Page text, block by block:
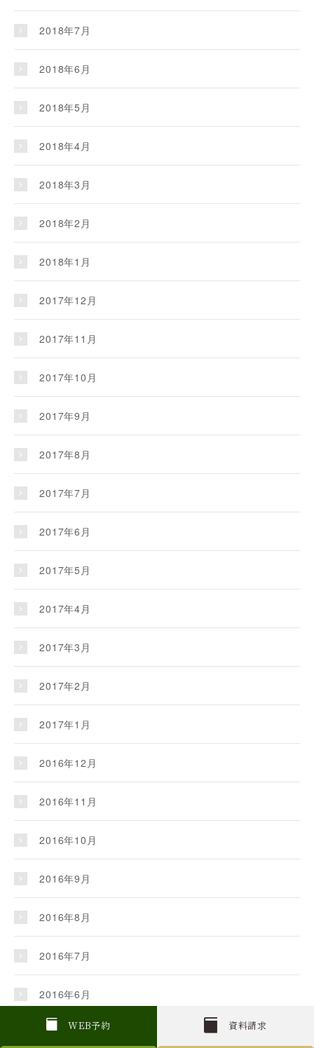
W EB予約 資料請求
2018年7月
2018年6月
2018年5月
2018年4月
2018年3月
2018年2月
2018年1月
2017年12月
2017年11月
2017年10月
2017年9月
2017年8月
2017年7月
2017年6月
2017年5月
2017年4月
2017年3月
2017年2月
2017年1月
2016年12月
2016年11月
2016年10月
2016年9月
2016年8月
2016年7月
2016年6月
2016年5月